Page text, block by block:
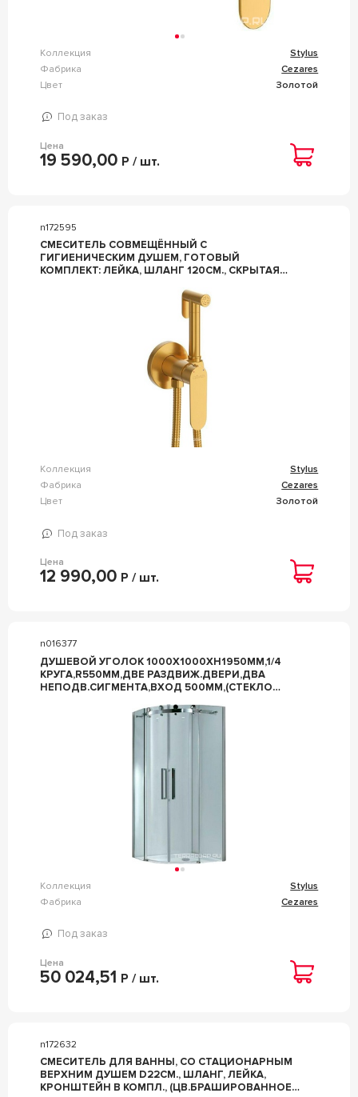
Коллекция
Stylus
Фабрика
Cezares
Цвет
Золотой
Под заказ
Цена
19 590,00 Р / шт.
n172595
СМЕСИТЕЛЬ СОВМЕЩЁННЫЙ С
ГИГИЕНИЧЕСКИМ ДУШЕМ, ГОТОВЫЙ
КОМПЛЕКТ: ЛЕЙКА, ШЛАНГ 120СМ., СКРЫТАЯ
CEZARES STYLUS STYLUS-DIF-BORO
Коллекция
Stylus
Фабрика
Cezares
Цвет
Золотой
Под заказ
Цена
12 990,00 Р / шт.
n016377
ДУШЕВОЙ УГОЛОК 1000Х1000ХH1950ММ,1/4
КРУГА,R550ММ,ДВЕ РАЗДВИЖ.ДВЕРИ,ДВА
НЕПОДВ.СИГМЕНТА,ВХОД 500ММ,(СТЕКЛО
CEZARES STYLUS STYLUS-R-2-100-C-CR
Коллекция
Stylus
Фабрика
Cezares
Под заказ
Цена
50 024,51 Р / шт.
n172632
СМЕСИТЕЛЬ ДЛЯ ВАННЫ, СО СТАЦИОНАРНЫМ
ВЕРХНИМ ДУШЕМ D22СМ., ШЛАНГ, ЛЕЙКА,
КРОНШТЕЙН В КОМПЛ., (ЦВ.БРАШИРОВАННОЕ